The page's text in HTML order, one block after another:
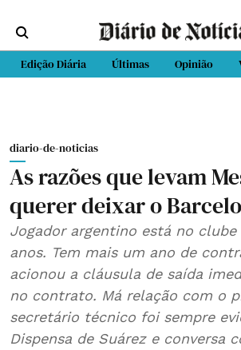
Edição Diária Últimas Opinião
diario-de-noticias
As razões que levam
querer deixar o
Jogador argentino está no clube
anos. Tem mais um ano de
acionou a cláusula de saída
no contrato. Má relação com o
secretário técnico foi sempre
Dispensa de Suárez e conversa